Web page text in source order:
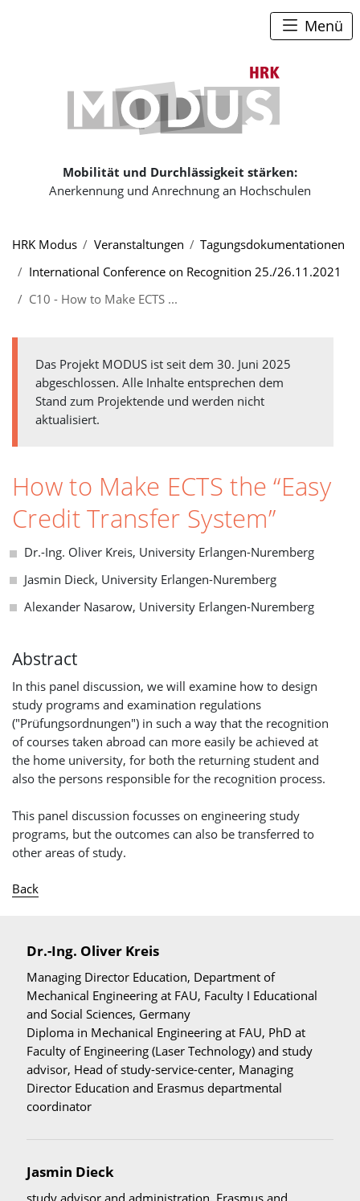
Mobilität und Durchlässigkeit stärken:
Anerkennung und Anrechnung an Hochschulen
Menü
HRK Modus
Veranstaltungen
Tagungs­doku­menta­tionen
International Conference on Recognition 25./26.11.2021
C10 - How to Make ECTS ...
Das Projekt MODUS ist seit dem 30. Juni 2025
abgeschlossen. Alle Inhalte entsprechen dem
Stand zum Projektende und werden nicht
aktualisiert.
How to Make ECTS the “Easy
Credit Transfer System”
Dr.-Ing. Oliver Kreis, University Erlangen-Nuremberg
Jasmin Dieck, University Erlangen-Nuremberg
Alexander Nasarow, University Erlangen-Nuremberg
Abstract
In this panel discussion, we will examine how to design
study programs and examination regulations
("Prüfungsordnungen") in such a way that the recognition
of courses taken abroad can more easily be achieved at
the home university, for both the returning student and
also the persons responsible for the recognition process.
This panel discussion focusses on engineering study
programs, but the outcomes can also be transferred to
other areas of study.
Back
Dr.-Ing. Oliver Kreis
Managing Director Education, Department of
Mechanical Engineering at FAU, Faculty I Educational
and Social Sciences, Germany
Diploma in Mechanical Engineering at FAU, PhD at
Faculty of Engineering (Laser Technology) and study
advisor, Head of study-service-center, Managing
Director Education and Erasmus departmental
coordinator
Jasmin Dieck
study advisor and administration, Erasmus and